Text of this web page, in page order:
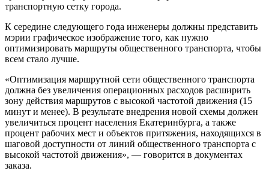
транспортную сетку города.
К середине следующего года инженеры должны представить
мэрии графическое изображение того, как нужно
оптимизировать маршруты общественного транспорта, чтобы
всем стало лучше.
«Оптимизация маршрутной сети общественного транспорта
должна без увеличения операционных расходов расширить
зону действия маршрутов с высокой частотой движения (15
минут и менее). В результате внедрения новой схемы должен
увеличиться процент населения Екатеринбурга, а также
процент рабочих мест и объектов притяжения, находящихся в
шаговой доступности от линий общественного транспорта с
высокой частотой движения», — говорится в документах
заказа.